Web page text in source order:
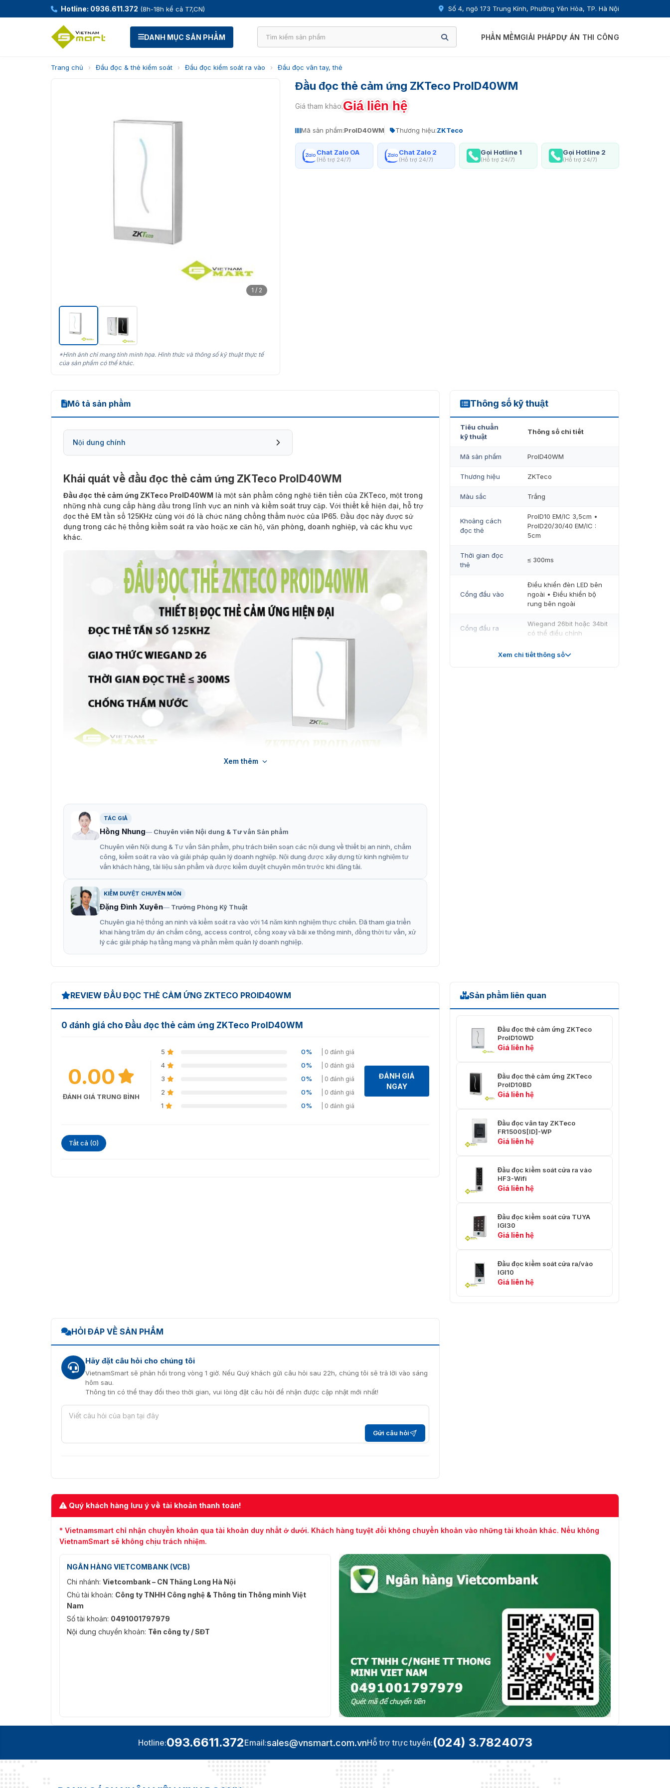
Hotline: 0936.611.372 (8h-18h kể cả T7,CN) Số 4, ngõ 173 Trung Kính, Phường Yên Hòa, TP. Hà Nội
DANH MỤC SẢN PHẨM PHẦN MỀMGIẢI PHÁPDỰ ÁN THI CÔNG
Trang chủ › Đầu đọc & thẻ kiểm soát › Đầu đọc kiểm soát ra vào › Đầu đọc vân tay, thẻ
1 / 2
*Hình ảnh chỉ mang tính minh họa. Hình thức và thông số kỹ thuật thực tế
của sản phẩm có thể khác.
Đầu đọc thẻ cảm ứng ZKTeco ProID40WM
Giá tham khảo:Giá liên hệ
Mã sản phẩm:ProID40WM Thương hiệu:ZKTeco
Chat Zalo OA
(Hỗ trợ 24/7)
Chat Zalo 2
(Hỗ trợ 24/7)
Gọi Hotline 1
(Hỗ trợ 24/7)
Gọi Hotline 2
(Hỗ trợ 24/7)
Mô tả sản phẩm
Nội dung chính
Khái quát về đầu đọc thẻ cảm ứng ZKTeco ProID40WM
Đầu đọc thẻ cảm ứng ZKTeco ProID40WM là một sản phẩm công nghệ tiên tiến của ZKTeco, một trong
những nhà cung cấp hàng đầu trong lĩnh vực an ninh và kiểm soát truy cập. Với thiết kế hiện đại, hỗ trợ
đọc thẻ EM tần số 125KHz cùng với đó là chức năng chống thấm nước của IP65. Đầu đọc này được sử
dụng trong các hệ thống kiểm soát ra vào hoặc xe căn hộ, văn phòng, doanh nghiệp, và các khu vực
khác.
nhân sự, kiểm soát ra vào trở nên tối ưu:
Dễ dàng lắp đặt và sử dụng.
Hỗ trợ các loại thẻ cảm ứng tiêu chuẩn như 125KHz EM, 13,56MHz IC, DESFire, FeliCa hoặc Legic.
Khoảng cách đọc thẻ đa dạng lên đến 5cm, giúp tăng tính tiện ích và hiệu quả truy cập.
Thiết kế nhỏ gọn, trang nhã, phù hợp với nhiều không gian khác nhau.
Tích hợp công nghệ hiện đại giúp đọc thẻ chính xác và nhanh chóng với tốc độ ≤ 300ms
Đèn LED màu trắng để báo trạng thái đọc thẻ.
Khả năng chống thấm nước tốt theo tiêu chuẩn IP65, phù hợp để sử dụng trong nhà và ngoài trời
Đảm bảo tính bảo mật cao cho hệ thống kiểm soát ra vào.
được nhập trực tiếp từ ZKTeco. Đảm bảo chất lượng với mức giá cạnh tranh. Cùng chế độ bảo hành 12
tháng theo quy định. Thế nên, khi mua các sản phẩm của chúng tôi để được yên tâm không lo mua
Liên hệ với chúng tôi để nhận tư vấn – hỗ trợ miễn phí và nhanh nhất về thiết bị đọc thẻ ZKTeco
Xem thêm
TÁC GIẢ
Hồng Nhung
Chuyên viên Nội dung & Tư vấn Sản phẩm
Chuyên viên Nội dung & Tư vấn Sản phẩm, phụ trách biên soạn các nội dung về thiết bị an ninh, chấm
công, kiểm soát ra vào và giải pháp quản lý doanh nghiệp. Nội dung được xây dựng từ kinh nghiệm tư
vấn khách hàng, tài liệu sản phẩm và được kiểm duyệt chuyên môn trước khi đăng tải.
KIỂM DUYỆT CHUYÊN MÔN
Đặng Đình Xuyên
Trưởng Phòng Kỹ Thuật
Chuyên gia hệ thống an ninh và kiểm soát ra vào với 14 năm kinh nghiệm thực chiến. Đã tham gia triển
khai hàng trăm dự án chấm công, access control, cổng xoay và bãi xe thông minh, đồng thời tư vấn, xử
lý các giải pháp hạ tầng mạng và phần mềm quản lý doanh nghiệp.
Thông số kỹ thuật
ProID40WM
Tiêu chuẩn
kỹ thuật
Thông số chi tiết
Mã sản phẩm ProID40WM
Thương hiệu ZKTeco
Màu sắc Trắng
Khoảng cách
đọc thẻ
ProID10 EM/IC 3,5cm •
ProID20/30/40 EM/IC :
5cm
Thời gian đọc
thẻ
≤ 300ms
Cổng đầu vào
Điều khiển đèn LED bên
ngoài • Điều khiển bộ
rung bên ngoài
Cổng đầu ra
Wiegand 26bit hoặc 34bit
có thể điều chỉnh
Đèn chờ màu trắng nhấp
Xem chi tiết thông số
REVIEW ĐẦU ĐỌC THẺ CẢM ỨNG ZKTECO PROID40WM
0 đánh giá cho Đầu đọc thẻ cảm ứng ZKTeco ProID40WM
0.00
ĐÁNH GIÁ TRUNG BÌNH
5 0% | 0 đánh giá
4 0% | 0 đánh giá
3 0% | 0 đánh giá
2 0% | 0 đánh giá
1 0% | 0 đánh giá
ĐÁNH GIÁ
NGAY
Tất cả (0)
Sản phẩm liên quan
Đầu đọc thẻ cảm ứng ZKTeco
ProID10WD
Giá liên hệ
Đầu đọc thẻ cảm ứng ZKTeco
ProID10BD
Giá liên hệ
Đầu đọc vân tay ZKTeco
FR1500S[ID]-WP
Giá liên hệ
Đầu đọc kiểm soát cửa ra vào
HF3-Wifi
Giá liên hệ
Đầu đọc kiểm soát cửa TUYA
IGI30
Giá liên hệ
Đầu đọc kiểm soát cửa ra/vào
IGI10
Giá liên hệ
HỎI ĐÁP VỀ SẢN PHẨM
Hãy đặt câu hỏi cho chúng tôi
VietnamSmart sẽ phản hồi trong vòng 1 giờ. Nếu Quý khách gửi câu hỏi sau 22h, chúng tôi sẽ trả lời vào sáng
hôm sau.
Thông tin có thể thay đổi theo thời gian, vui lòng đặt câu hỏi để nhận được cập nhật mới nhất!
Gửi câu hỏi
Quý khách hàng lưu ý về tài khoản thanh toán!
* Vietnamsmart chỉ nhận chuyển khoản qua tài khoản duy nhất ở dưới. Khách hàng tuyệt đối không chuyển khoản vào những tài khoản khác. Nếu không
VietnamSmart sẽ không chịu trách nhiệm.
NGÂN HÀNG VIETCOMBANK (VCB)
Chi nhánh: Vietcombank – CN Thăng Long Hà Nội
Chủ tài khoản: Công ty TNHH Công nghệ & Thông tin Thông minh Việt
Nam
Số tài khoản: 0491001797979
Nội dung chuyển khoản: Tên công ty / SĐT
Hotline:093.6611.372Email:sales@vnsmart.com.vnHỗ trợ trực tuyến:(024) 3.7824073